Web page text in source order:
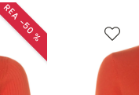
REA −50 %